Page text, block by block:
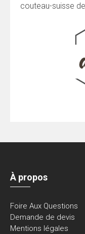
couteau-suisse
À propos
Foire Aux Questions
Demande de devis
Mentions légales